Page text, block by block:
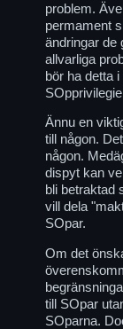
problem.
permament
ändringar de
allvarliga
bör ha detta
Ännu en
till någon.
någon.
dispyt kan
bli betraktad
vill dela
SOpar.
Om det
till SOpar
SOparna.